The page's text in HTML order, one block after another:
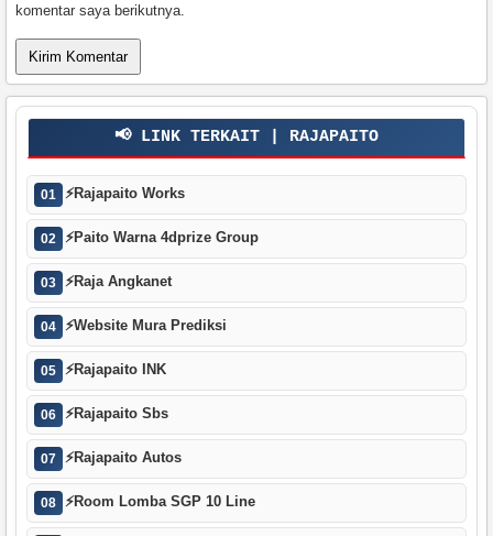
komentar saya berikutnya.
📢 LINK TERKAIT | RAJAPAITO
01 ⚡Rajapaito Works
02 ⚡Paito Warna 4dprize Group
03 ⚡Raja Angkanet
04 ⚡Website Mura Prediksi
05 ⚡Rajapaito INK
06 ⚡Rajapaito Sbs
07 ⚡Rajapaito Autos
08 ⚡Room Lomba SGP 10 Line